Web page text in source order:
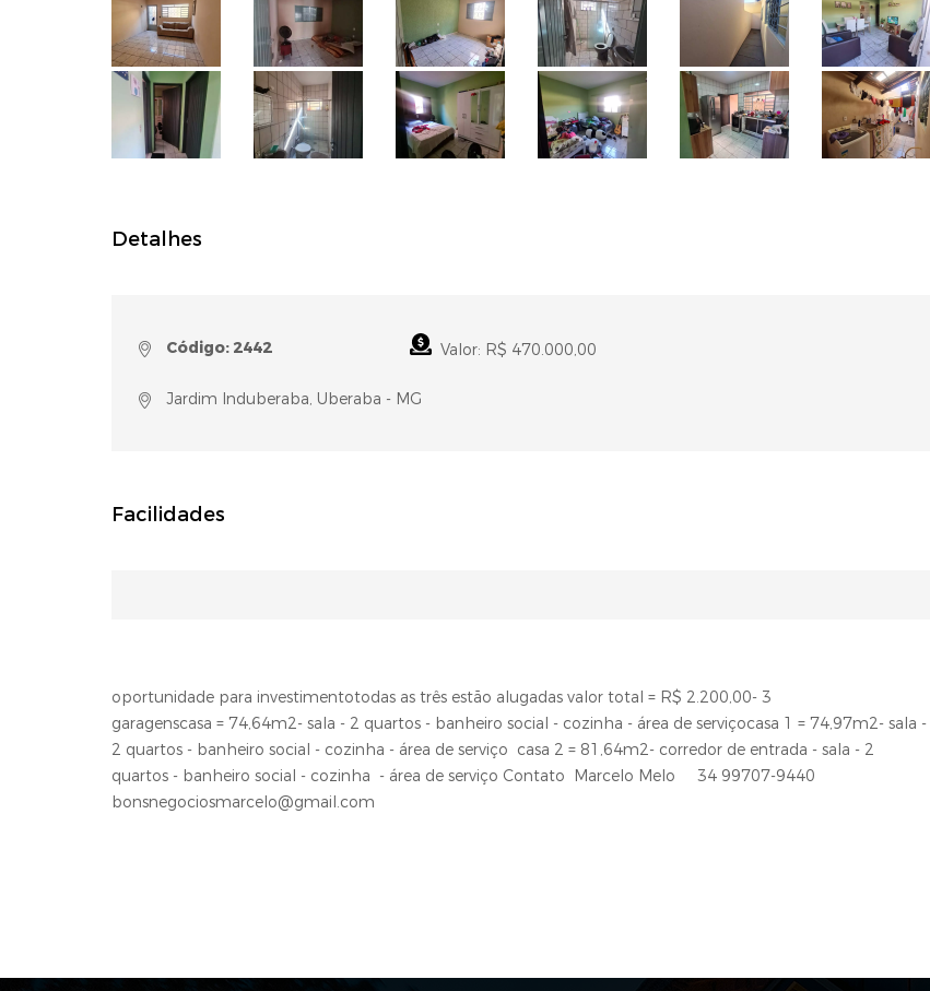
Detalhes
Código: 2442 Valor: R$ 470.000,00
Jardim Induberaba, Uberaba - MG
Facilidades
oportunidade para investimentotodas as três estão alugadas valor total = R$ 2.200,00- 3
garagenscasa = 74,64m2- sala - 2 quartos - banheiro social - cozinha - área de serviçocasa 1 = 74,97m2- sala -
2 quartos - banheiro social - cozinha - área de serviço casa 2 = 81,64m2- corredor de entrada - sala - 2
quartos - banheiro social - cozinha - área de serviço Contato Marcelo Melo 34 99707-9440
bonsnegociosmarcelo@gmail.com